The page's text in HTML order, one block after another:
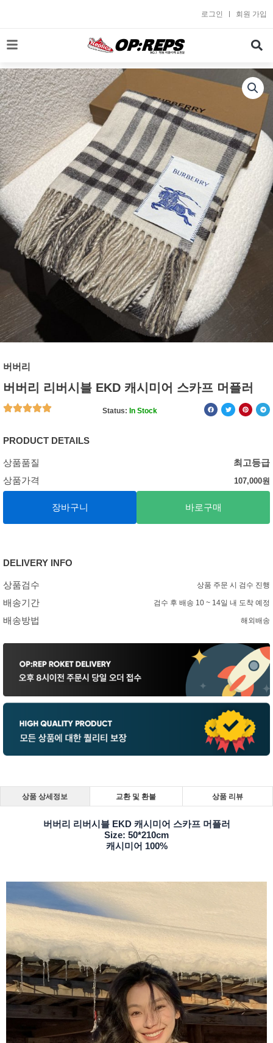
로
너
뛰
기
로그인 회원 가입
버버리
버버리 리버시블 EKD 캐시미어 스카프 머플러
Status: In Stock
PRODUCT DETAILS
상품품질
최고등급
상품가격
107,000원
장바구니 바로구매
DELIVERY INFO
상품검수 상품 주문 시 검수 진행
배송기간 검수 후 배송 10 ~ 14일 내 도착 예정
배송방법 해외배송
상품 상세정보 교환 및 환불 상품 리뷰
버버리 리버시블 EKD 캐시미어 스카프 머플러
Size: 50*210cm
캐시미어 100%